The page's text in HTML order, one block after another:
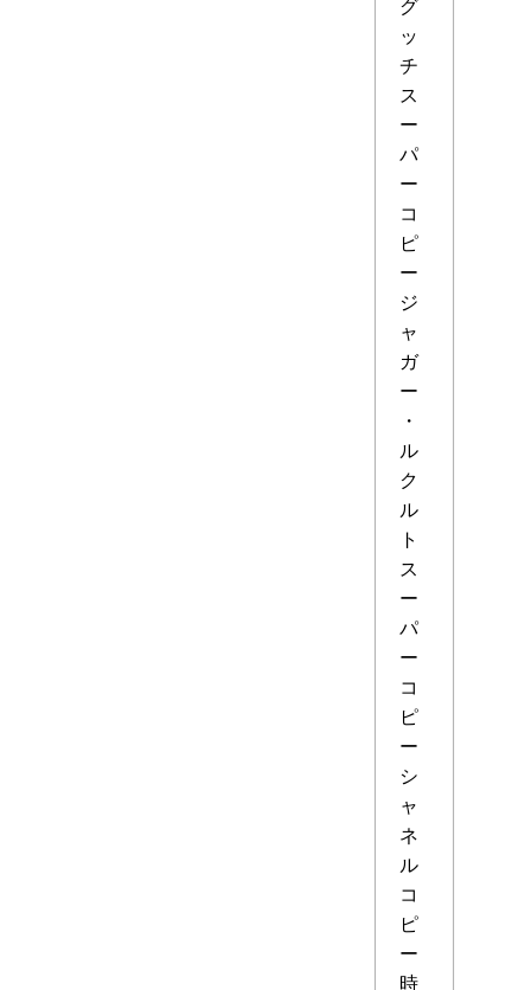
グ
ッ
チ
ス
ー
パ
ー
コ
ピ
ー
ジ
ャ
ガ
ー
・
ル
ク
ル
ト
ス
ー
パ
ー
コ
ピ
ー
シ
ャ
ネ
ル
コ
ピ
ー
時